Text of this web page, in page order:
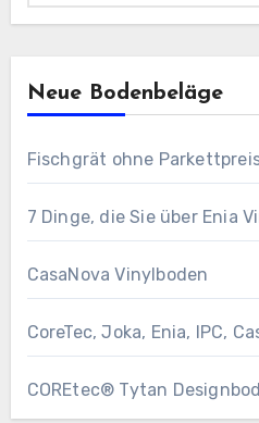
Neue Bodenbeläge
Fischgrät ohne
7 Dinge, die Sie über Enia
CasaNova Vinylboden
CoreTec, Joka, Enia, IPC,
COREtec® Tytan